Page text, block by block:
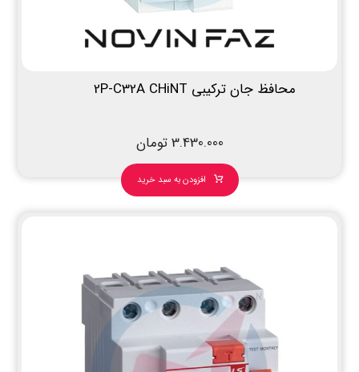
محافظ جان ترکیبی 2P-C32A CHiNT
3.430.000 تومان
افزودن به سبد خرید